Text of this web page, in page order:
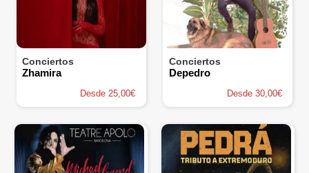
Conciertos
Zhamira
Desde 25,00€
Conciertos
Depedro
Desde 30,00€